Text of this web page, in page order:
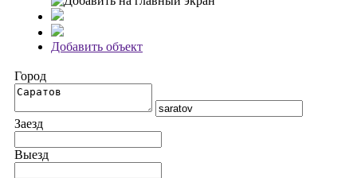
Добавить объект
Город
Заезд
Выезд